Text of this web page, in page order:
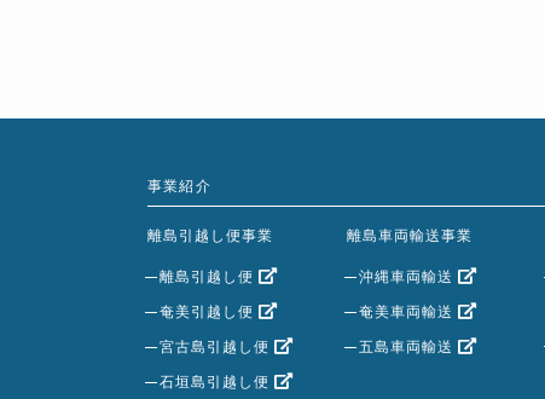
事業紹介
離島引越し便事業
離島引越し便
奄美引越し便
宮古島引越し便
石垣島引越し便
離島車両輸送事業
沖縄車両輸送
奄美車両輸送
五島車両輸送